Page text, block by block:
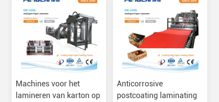
Machines voor het
lamineren van karton op
Anticorrosive
postcoating laminating